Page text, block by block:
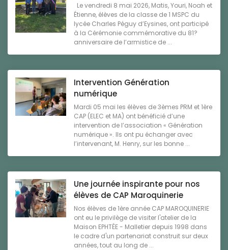
Le vendredi 8 mai 2026, Matis, Youri, Noah et
Étienne, élèves de la classe de 1 MSPC du
lycée Charles Péguy d’Eysines, ont participé
à la Cérémonie commémorative du 81?
anniversaire de l’armistice de ...
Intervention Génération
numérique
Mardi 05 mai les élèves de 3èmes PRM et 1ère
CAP (ELEC et MA) ont bénéficié d’une
intervention de l’association « Génération
numérique ». Ils ont pu échanger avec
l’intervenant, M. Henry, sur les bonne ...
Une journée inspirante pour nos
élèves de CAP Maroquinerie
Nos élèves de 1ère année CAP MAROQUINERIE
ont eu le privilège de visiter l'atelier de la
Maison EPHTÉE - Malletier depuis 1998 dans
le cadre d'un partenariat construit sur deux
années, tout au long de ...